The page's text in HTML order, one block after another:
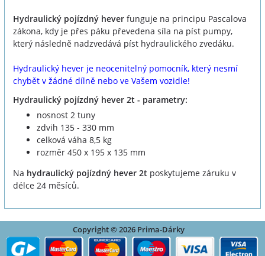
Hydraulický pojízdný hever funguje na principu Pascalova
zákona, kdy je přes páku převedena síla na píst pumpy,
který následně nadzvedává píst hydraulického zvedáku.
Hydraulický hever je neocenitelný pomocník, který nesmí
chybět v žádné dílně nebo ve Vašem vozidle!
Hydraulický pojízdný hever 2t - parametry:
nosnost 2 tuny
zdvih 135 - 330 mm
celková váha 8,5 kg
rozměr 450 x 195 x 135 mm
Na hydraulický pojízdný hever 2t poskytujeme záruku v
délce 24 měsíců.
Copyright © 2026 Prima-Dárky